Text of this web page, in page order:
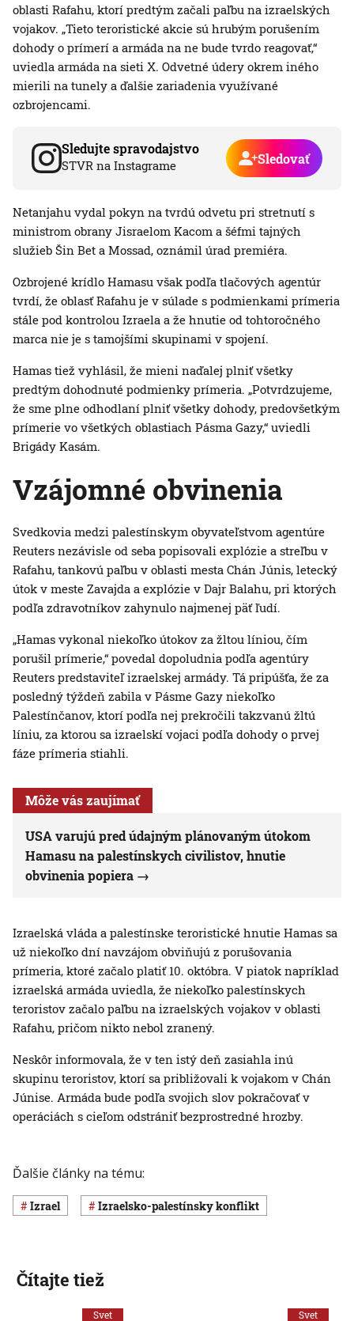
oblasti Rafahu, ktorí predtým začali paľbu na izraelských
vojakov. „Tieto teroristické akcie sú hrubým porušením
dohody o prímerí a armáda na ne bude tvrdo reagovať,“
uviedla armáda na sieti X. Odvetné údery okrem iného
mierili na tunely a ďalšie zariadenia využívané
ozbrojencami.
Sledujte spravodajstvo
STVR na Instagrame Sledovať
Netanjahu vydal pokyn na tvrdú odvetu pri stretnutí s
ministrom obrany Jisraelom Kacom a šéfmi tajných
služieb Šin Bet a Mossad, oznámil úrad premiéra.
Ozbrojené krídlo Hamasu však podľa tlačových agentúr
tvrdí, že oblasť Rafahu je v súlade s podmienkami prímeria
stále pod kontrolou Izraela a že hnutie od tohtoročného
marca nie je s tamojšími skupinami v spojení.
Hamas tiež vyhlásil, že mieni naďalej plniť všetky
predtým dohodnuté podmienky prímeria. „Potvrdzujeme,
že sme plne odhodlaní plniť všetky dohody, predovšetkým
prímerie vo všetkých oblastiach Pásma Gazy,“ uviedli
Brigády Kasám.
Vzájomné obvinenia
Svedkovia medzi palestínskym obyvateľstvom agentúre
Reuters nezávisle od seba popisovali explózie a streľbu v
Rafahu, tankovú paľbu v oblasti mesta Chán Júnis, letecký
útok v meste Zavajda a explózie v Dajr Balahu, pri ktorých
podľa zdravotníkov zahynulo najmenej päť ľudí.
„Hamas vykonal niekoľko útokov za žltou líniou, čím
porušil prímerie,“ povedal dopoludnia podľa agentúry
Reuters predstaviteľ izraelskej armády. Tá pripúšťa, že za
posledný týždeň zabila v Pásme Gazy niekoľko
Palestínčanov, ktorí podľa nej prekročili takzvanú žltú
líniu, za ktorou sa izraelskí vojaci podľa dohody o prvej
fáze prímeria stiahli.
Môže vás zaujímať
USA varujú pred údajným plánovaným útokom
Hamasu na palestínskych civilistov, hnutie
obvinenia popiera
Izraelská vláda a palestínske teroristické hnutie Hamas sa
už niekoľko dní navzájom obviňujú z porušovania
prímeria, ktoré začalo platiť 10. októbra. V piatok napríklad
izraelská armáda uviedla, že niekoľko palestínskych
teroristov začalo paľbu na izraelských vojakov v oblasti
Rafahu, pričom nikto nebol zranený.
Neskôr informovala, že v ten istý deň zasiahla inú
skupinu teroristov, ktorí sa približovali k vojakom v Chán
Júnise. Armáda bude podľa svojich slov pokračovať v
operáciách s cieľom odstrániť bezprostredné hrozby.
Ďalšie články na tému:
Izrael izraelsko-palestínsky konflikt
Čítajte tiež
Svet Svet